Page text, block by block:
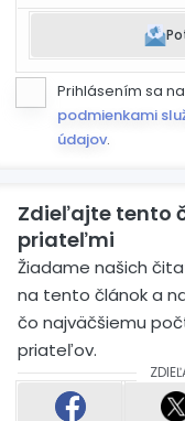
Prihlásením sa
podmienkami
údajov.
Zdieľajte tento
priateľmi
Žiadame našich
na tento článok a
čo najväčšiemu
priateľov.